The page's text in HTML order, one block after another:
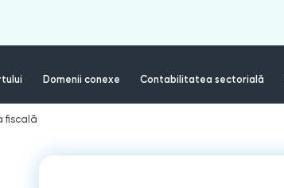
Domenii conexe Contabilitatea sectorială
fiscală